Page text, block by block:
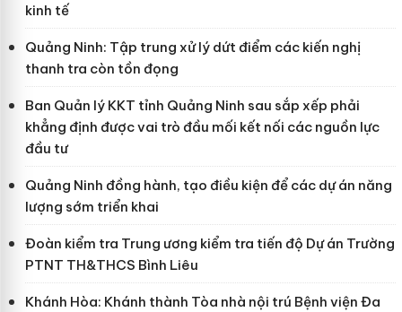
kinh tế
Quảng Ninh: Tập trung xử lý dứt điểm các kiến nghị
thanh tra còn tồn đọng
Ban Quản lý KKT tỉnh Quảng Ninh sau sắp xếp phải
khẳng định được vai trò đầu mối kết nối các nguồn lực
đầu tư
Quảng Ninh đồng hành, tạo điều kiện để các dự án năng
lượng sớm triển khai
Đoàn kiểm tra Trung ương kiểm tra tiến độ Dự án Trường
PTNT TH&THCS Bình Liêu
Khánh Hòa: Khánh thành Tòa nhà nội trú Bệnh viện Đa